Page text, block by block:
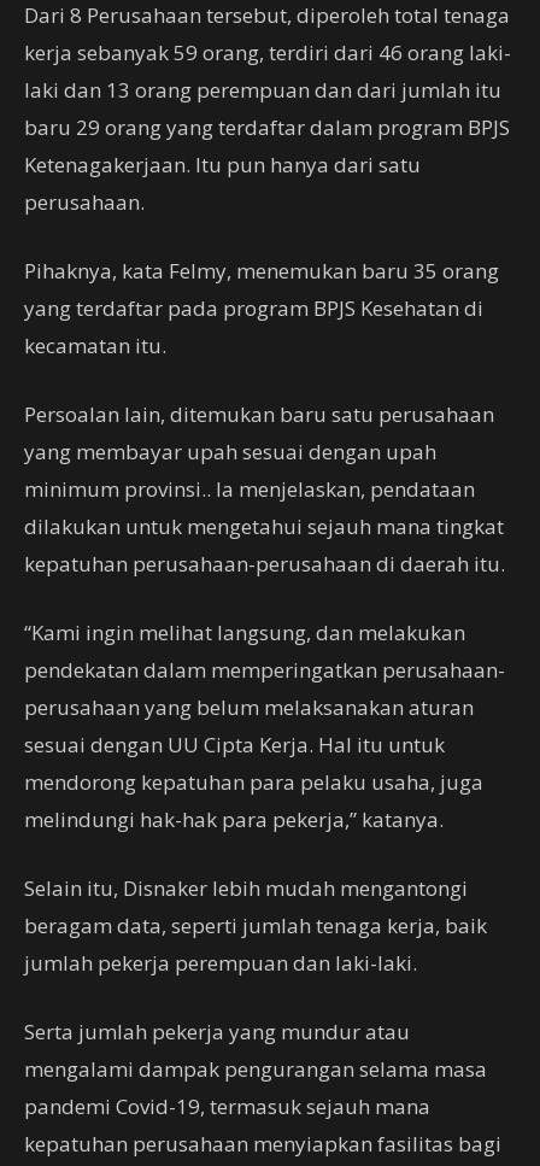
Dari 8 Perusahaan tersebut, diperoleh total tenaga
kerja sebanyak 59 orang, terdiri dari 46 orang laki-
laki dan 13 orang perempuan dan dari jumlah itu
baru 29 orang yang terdaftar dalam program BPJS
Ketenagakerjaan. Itu pun hanya dari satu
perusahaan.
Pihaknya, kata Felmy, menemukan baru 35 orang
yang terdaftar pada program BPJS Kesehatan di
kecamatan itu.
Persoalan lain, ditemukan baru satu perusahaan
yang membayar upah sesuai dengan upah
minimum provinsi.. Ia menjelaskan, pendataan
dilakukan untuk mengetahui sejauh mana tingkat
kepatuhan perusahaan-perusahaan di daerah itu.
“Kami ingin melihat langsung, dan melakukan
pendekatan dalam memperingatkan perusahaan-
perusahaan yang belum melaksanakan aturan
sesuai dengan UU Cipta Kerja. Hal itu untuk
mendorong kepatuhan para pelaku usaha, juga
melindungi hak-hak para pekerja,” katanya.
Selain itu, Disnaker lebih mudah mengantongi
beragam data, seperti jumlah tenaga kerja, baik
jumlah pekerja perempuan dan laki-laki.
Serta jumlah pekerja yang mundur atau
mengalami dampak pengurangan selama masa
pandemi Covid-19, termasuk sejauh mana
kepatuhan perusahaan menyiapkan fasilitas bagi